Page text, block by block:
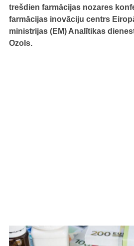
trešdien farmācijas nozares
farmācijas inovāciju centrs
ministrijas (EM) Analītikas
Ozols.